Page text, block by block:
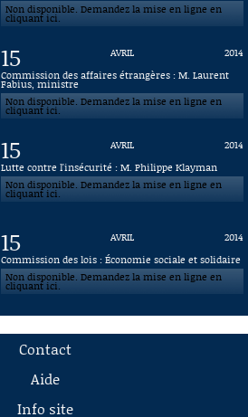
Non disponible. Demandez la mise en ligne en
cliquant ici.
15 AVRIL
2014
Commission des affaires étrangères : M. Laurent
Fabius, ministre
Non disponible. Demandez la mise en ligne en
cliquant ici.
15 AVRIL
2014
Lutte contre l'insécurité : M. Philippe Klayman
Non disponible. Demandez la mise en ligne en
cliquant ici.
15 AVRIL
2014
Commission des lois : Économie sociale et solidaire
Non disponible. Demandez la mise en ligne en
cliquant ici.
Contact
Aide
Info site